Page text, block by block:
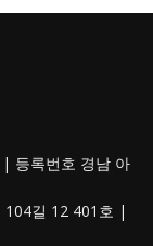
등록번호 경남 아
104길 12 401호 |